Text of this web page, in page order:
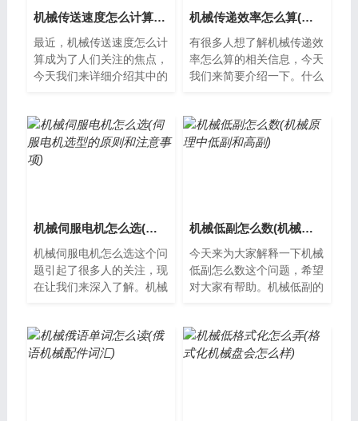
机械传送速度怎么计算(机械传递效率)
最近，机械传送速度怎么计
算成为了人们关注的焦点，
今天我们来详细介绍其中的
度计算方法...
机械传递效率怎么算(机械传动效率的主要影响因素是什么)
有很多人想了解机械传递效
率怎么算的相关信息，今天
我们来简要介绍一下。什么
损失的能量...
机械伺服电机怎么选(伺服电机选型的原则和注意事项)
机械伺服电机怎么选这个问
题引起了很多人的关注，现
在让我们来深入了解。机械
种伺服电机...
机械低副怎么数(机械原理中低副和高副)
今天来为大家解释一下机械
低副怎么数这个问题，希望
对大家有帮助。机械低副的
组成。它的...